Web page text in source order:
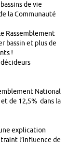
de vie
la Communauté
Rassemblement
bassin et plus de
!
National
de 12,5% dans la
explication
l’influence de